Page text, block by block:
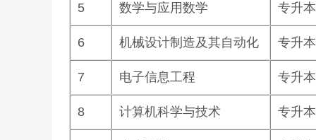
5 数学与应用数学 专升本
6 机械设计制造及其自动化 专升本
7 电子信息工程 专升本
8 计算机科学与技术 专升本